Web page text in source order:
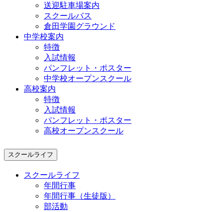
送迎駐車場案内
スクールバス
倉田学園グラウンド
中学校案内
特徴
入試情報
パンフレット・ポスター
中学校オープンスクール
高校案内
特徴
入試情報
パンフレット・ポスター
高校オープンスクール
スクールライフ
スクールライフ
年間行事
年間行事（生徒版）
部活動